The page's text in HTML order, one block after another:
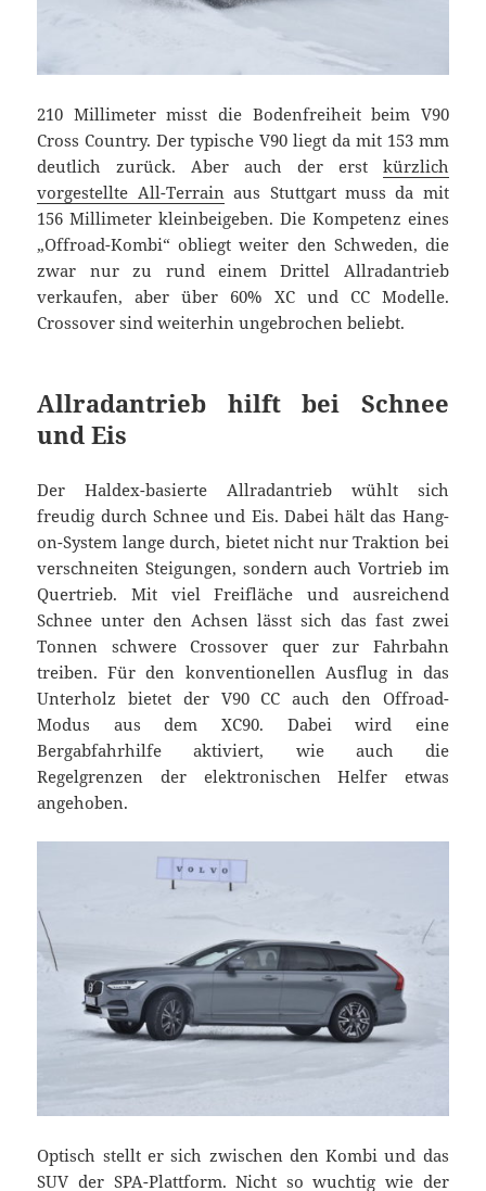
210 Millimeter misst die Bodenfreiheit beim V90
Cross Country. Der typische V90 liegt da mit 153 mm
deutlich zurück. Aber auch der erst kürzlich
vorgestellte All-Terrain aus Stuttgart muss da mit
156 Millimeter kleinbeigeben. Die Kompetenz eines
„Offroad-Kombi“ obliegt weiter den Schweden, die
zwar nur zu rund einem Drittel Allradantrieb
verkaufen, aber über 60% XC und CC Modelle.
Crossover sind weiterhin ungebrochen beliebt.
Allradantrieb hilft bei Schnee
und Eis
Der Haldex-basierte Allradantrieb wühlt sich
freudig durch Schnee und Eis. Dabei hält das Hang-
on-System lange durch, bietet nicht nur Traktion bei
verschneiten Steigungen, sondern auch Vortrieb im
Quertrieb. Mit viel Freifläche und ausreichend
Schnee unter den Achsen lässt sich das fast zwei
Tonnen schwere Crossover quer zur Fahrbahn
treiben. Für den konventionellen Ausflug in das
Unterholz bietet der V90 CC auch den Offroad-
Modus aus dem XC90. Dabei wird eine
Bergabfahrhilfe aktiviert, wie auch die
Regelgrenzen der elektronischen Helfer etwas
angehoben.
Optisch stellt er sich zwischen den Kombi und das
SUV der SPA-Plattform. Nicht so wuchtig wie der